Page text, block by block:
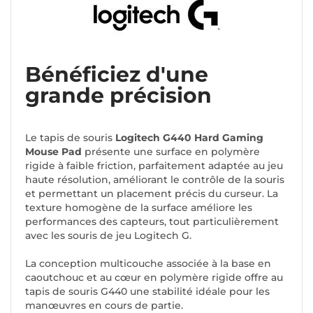
Bénéficiez d'une
grande précision
Le tapis de souris Logitech G440 Hard Gaming
Mouse Pad présente une surface en polymère
rigide à faible friction, parfaitement adaptée au jeu
haute résolution, améliorant le contrôle de la souris
et permettant un placement précis du curseur. La
texture homogène de la surface améliore les
performances des capteurs, tout particulièrement
avec les souris de jeu Logitech G.
La conception multicouche associée à la base en
caoutchouc et au cœur en polymère rigide offre au
tapis de souris G440 une stabilité idéale pour les
manœuvres en cours de partie.